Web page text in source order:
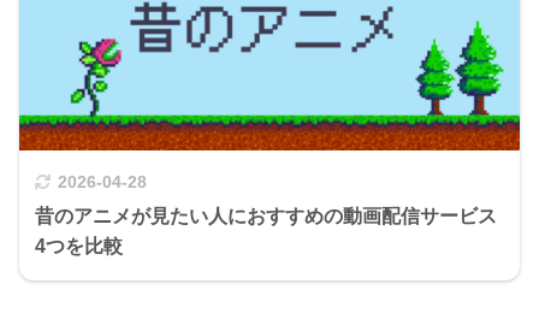
2026-04-28
昔のアニメが見たい人におすすめの動画配信サービス
4つを比較